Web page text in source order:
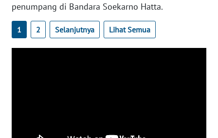
penumpang di Bandara Soekarno Hatta.
1 2 Selanjutnya Lihat Semua
SONYA
NEWS